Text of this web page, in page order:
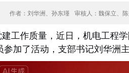
作者：刘华洲、孙东瑾 审核人：魏保立、
工作质量，近日，机电工程
加了活动，支部书记刘华洲主